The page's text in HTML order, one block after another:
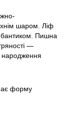
шаром. Ліф
бантиком. Пишна
—
народження
форму